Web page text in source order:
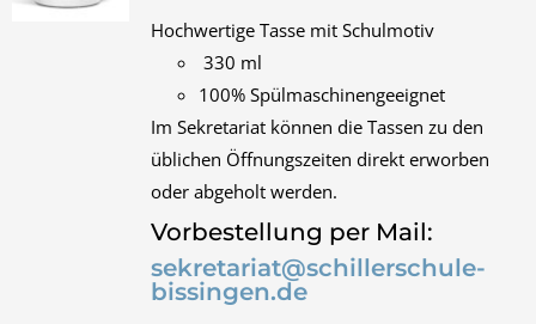
Hochwertige Tasse mit Schulmotiv
330 ml
100% Spülmaschinengeeignet
Im Sekretariat können die Tassen zu den
üblichen Öffnungszeiten direkt erworben
oder abgeholt werden.
Vorbestellung per Mail:
sekretariat@schillerschule-
bissingen.de